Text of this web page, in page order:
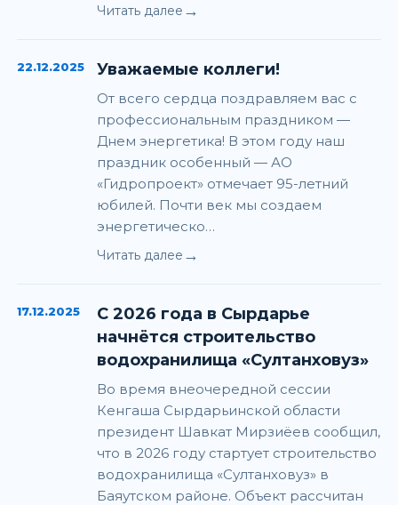
Читать далее →
22.12.2025 Уважаемые коллеги!
От всего сердца поздравляем вас с
профессиональным праздником —
Днем энергетика! В этом году наш
праздник особенный — АО
«Гидропроект» отмечает 95-летний
юбилей. Почти век мы создаем
энергетическо…
Читать далее →
17.12.2025
С 2026 года в Сырдарье
начнётся строительство
водохранилища «Султанховуз»
Во время внеочередной сессии
Кенгаша Сырдарьинской области
президент Шавкат Мирзиёев сообщил,
что в 2026 году стартует строительство
водохранилища «Султанховуз» в
Баяутском районе. Объект рассчитан